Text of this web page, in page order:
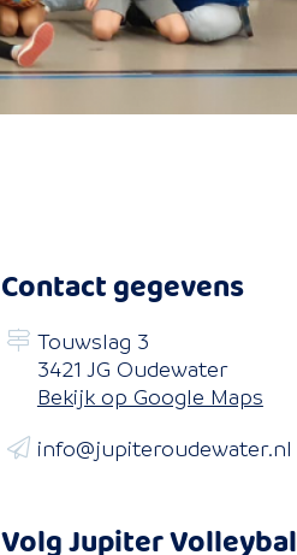
Contact gegevens
Touwslag 3
3421 JG Oudewater
Bekijk op Google Maps
info@jupiteroudewater.nl
Volg Jupiter Volleybal